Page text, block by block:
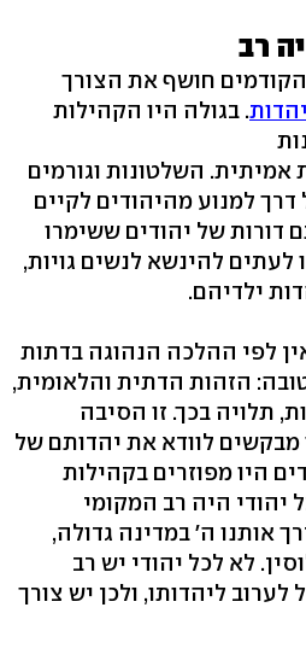
רב
חושף את הצורך
. בגולה היו הקהילות
אמיתית. השלטונות וגורמים
דרך למנוע מהיהודים לקיים
דורות של יהודים ששימרו
להינשא לנשים גויות,
ילדיהם.
לפי ההלכה הנהוגה בדתות
הזהות הדתית והלאומית,
תלויה בכך. זו הסיבה
מבקשים לוודא את יהדותם של
היו מפוזרים בקהילות
יהודי היה רב המקומי
אותנו ה' במדינה גדולה,
לא לכל יהודי יש רב
לערוב ליהדותו, ולכן יש צורך